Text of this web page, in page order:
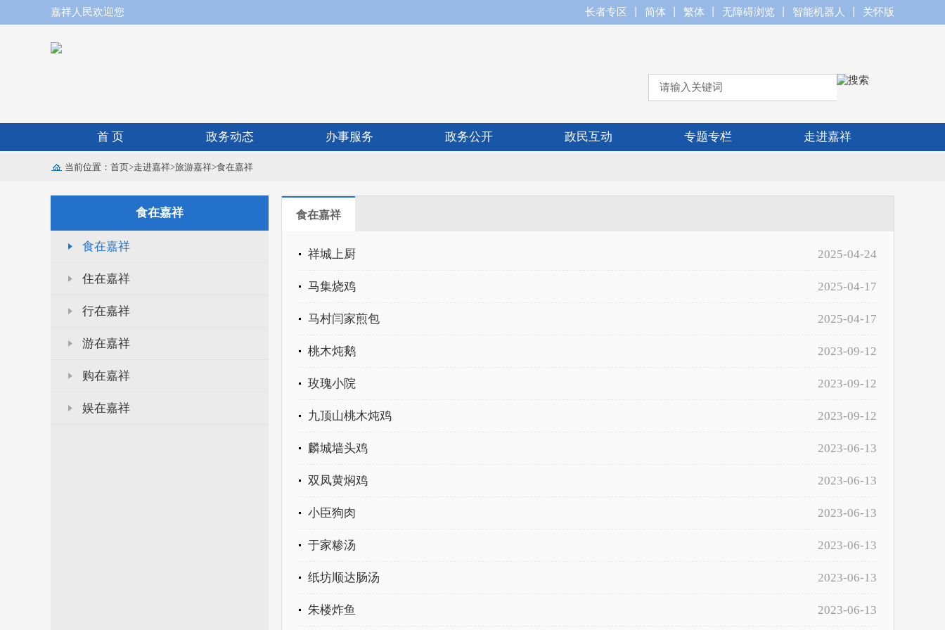
嘉祥人民欢迎您 长者专区 简体 繁体 无障碍浏览 智能机器人 关怀版
首 页 政务动态 办事服务 政务公开 政民互动 专题专栏 走进嘉祥
当前位置： 首页>走进嘉祥>旅游嘉祥>食在嘉祥
食在嘉祥
食在嘉祥
住在嘉祥
行在嘉祥
游在嘉祥
购在嘉祥
娱在嘉祥
食在嘉祥
2025-04-24
祥城上厨
2025-04-17
马集烧鸡
2025-04-17
马村闫家煎包
2023-09-12
桃木炖鹅
2023-09-12
玫瑰小院
2023-09-12
九顶山桃木炖鸡
2023-06-13
麟城墙头鸡
2023-06-13
双凤黄焖鸡
2023-06-13
小臣狗肉
2023-06-13
于家糁汤
2023-06-13
纸坊顺达肠汤
2023-06-13
朱楼炸鱼